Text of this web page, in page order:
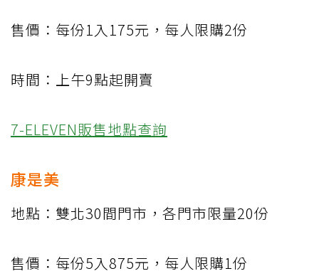
售價：每份1入175元，每人限購2份
時間：上午9點起開賣
7-ELEVEN販售地點查詢
康是美
地點：雙北30間門市，各門市限量20份
售價：每份5入875元，每人限購1份